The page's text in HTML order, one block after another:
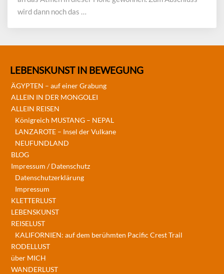
wird dann noch das …
LEBENSKUNST IN BEWEGUNG
ÄGYPTEN – auf einer Grabung
ALLEIN IN DER MONGOLEI
ALLEIN REISEN
Königreich MUSTANG – NEPAL
LANZAROTE – Insel der Vulkane
NEUFUNDLAND
BLOG
Impressum / Datenschutz
Datenschutzerklärung
Impressum
KLETTERLUST
LEBENSKUNST
REISELUST
KALIFORNIEN: auf dem berühmten Pacific Crest Trail
RODELLUST
über MICH
WANDERLUST